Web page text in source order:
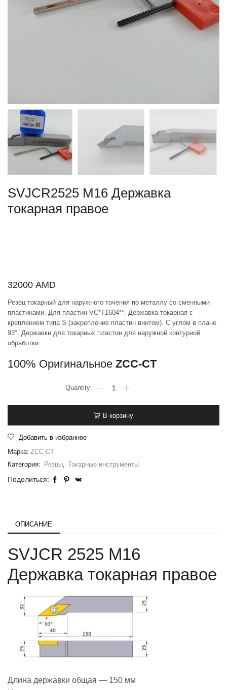
SVJCR2525 M16 Державка
токарная правое
32000 AMD
Резец токарный для наружного точения по металлу со сменными
пластинами. Для пластин VC*T1604**. Державка токарная с
креплением типа S (закрепление пластин винтом). С углом в плане
93°. Державки для токарных пластин для наружной контурной
обработки.
100% Оригинальное ZCC-CT
В корзину
Добавить в избранное
Марка: ZCC-CT
Категория:
Резцы, Токарные инструменты
Поделиться:
ОПИСАНИЕ
SVJCR 2525 M16
Державка токарная правое
Длина державки общая — 150 мм